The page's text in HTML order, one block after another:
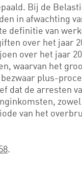
Bij de
in afwachting
definitie van
over het jaar
over het jaar
waarvan het
plus-
dat de arresten
van het
.